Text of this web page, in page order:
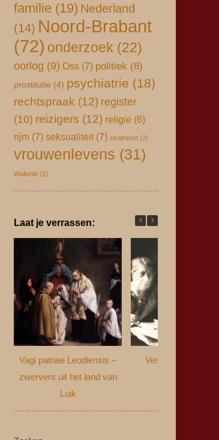
familie (19) Nederland
(14) Noord-Brabant
(72) onderzoek (22)
oorlog (9) Oss (7) politiek (8)
prostitutie (4) psychiatrie (18)
rechtspraak (12) register
(10) reizigers (12) religie (6)
rijm (7) seksualiteit(7) strafrecht (2)
vrouwenlevens (31)
Wallonië (2)
Laat je verrassen:
Vagi patriae Leodiensis –
zwervers uit het land van
Luik
Verzwegen